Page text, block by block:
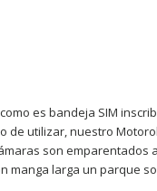
es bandeja SIM
utilizar, nuestro
son emparentados
manga larga un parque